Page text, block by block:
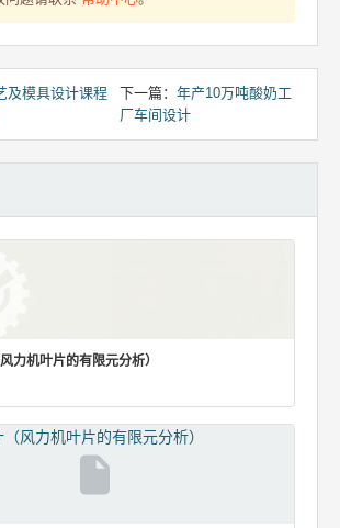
及模具设计课程
下一篇：年产10万吨酸奶工
厂车间设计
力机叶片的有限元分析）